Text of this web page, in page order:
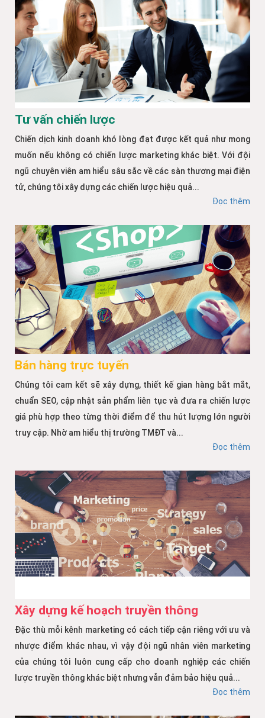
Tư vấn chiến lược
Chiến dịch kinh doanh khó lòng đạt được kết quả như mong
muốn nếu không có chiến lược marketing khác biệt. Với đội
ngũ chuyên viên am hiểu sâu sắc về các sàn thương mại điện
tử, chúng tôi xây dựng các chiến lược hiệu quả...
Đọc thêm
Bán hàng trực tuyến
Chúng tôi cam kết sẽ xây dựng, thiết kế gian hàng bắt mắt,
chuẩn SEO, cập nhật sản phẩm liên tục và đưa ra chiến lược
giá phù hợp theo từng thời điểm để thu hút lượng lớn người
truy cập. Nhờ am hiểu thị trường TMĐT và...
Đọc thêm
Xây dựng kế hoạch truyền thông
Đặc thù mỗi kênh marketing có cách tiếp cận riêng với ưu và
nhược điểm khác nhau, vì vậy đội ngũ nhân viên marketing
của chúng tôi luôn cung cấp cho doanh nghiệp các chiến
lược truyền thông khác biệt nhưng vẫn đảm bảo hiệu quả...
Đọc thêm